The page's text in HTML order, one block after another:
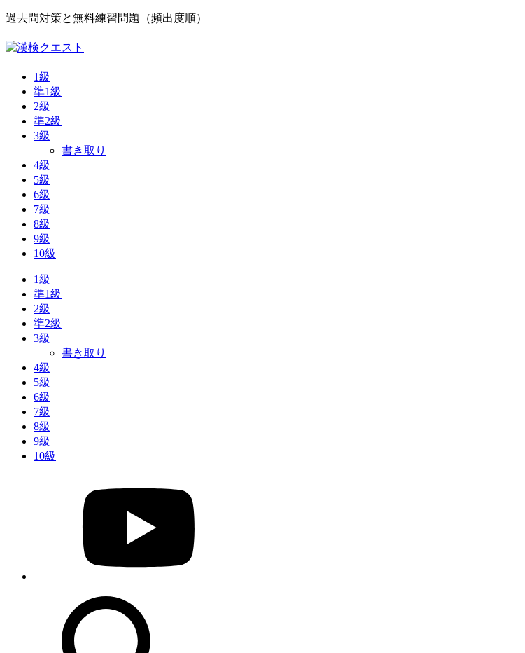
過去問対策と無料練習問題（頻出度順）
1級
準1級
2級
準2級
3級
書き取り
4級
5級
6級
7級
8級
9級
10級
1級
準1級
2級
準2級
3級
書き取り
4級
5級
6級
7級
8級
9級
10級